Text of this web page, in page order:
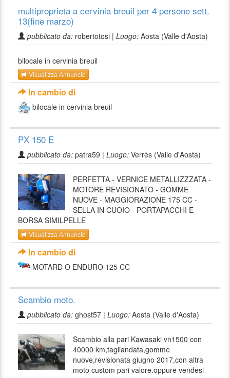
multiproprieta a cervinia breuil per 4 persone sett.
13(fine marzo)
pubblicato da: robertotosi | Luogo: Aosta (Valle d'Aosta)
bilocale in cervinia breuil
Visualizza Annuncio
In cambio di
bilocale in cervinia breuil
PX 150 E
pubblicato da: patra59 | Luogo: Verrès (Valle d'Aosta)
PERFETTA - VERNICE METALLIZZZATA -
MOTORE REVISIONATO - GOMME
NUOVE - MAGGIORAZIONE 175 CC -
SELLA IN CUOIO - PORTAPACCHI E
BORSA SIMILPELLE
Visualizza Annuncio
In cambio di
MOTARD O ENDURO 125 CC
Scambio moto.
pubblicato da: ghost57 | Luogo: Aosta (Valle d'Aosta)
Scambio alla pari Kawasaki vn1500 con
40000 km,tagliandata,gomme
nuove,revisionata giugno 2017,con altra
moto custom pari valore.oppure vendesi